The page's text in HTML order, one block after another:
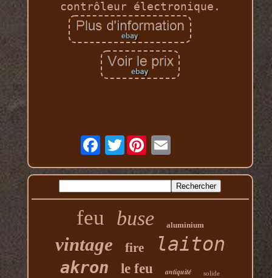
contrôleur électronique.
Twitter
feu buse aluminium
vintage fire laiton
akron le feu antiquité solide